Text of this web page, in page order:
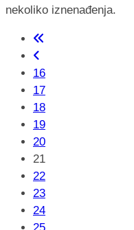
nekoliko iznenađenja.
16
17
18
19
20
21
22
23
24